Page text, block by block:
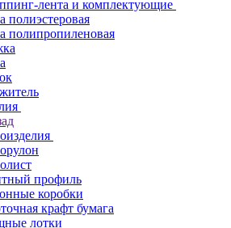
лента и комплектующие
полиэстеровая
полипропиленовая
профиль
коробки
крафт бумага
лотки